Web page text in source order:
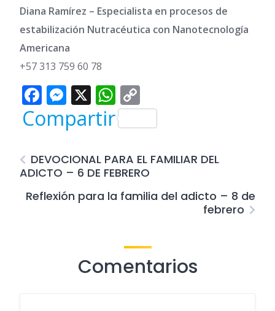
Diana Ramírez – Especialista en procesos de
estabilización Nutracéutica con Nanotecnología
Americana
+57 313 759 60 78
Facebook
Messenger
X WhatsApp
Link
Compartir
DEVOCIONAL PARA EL FAMILIAR DEL
ADICTO – 6 DE FEBRERO
Reflexión para la familia del adicto – 8 de
febrero
Comentarios